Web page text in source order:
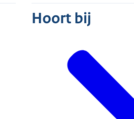
Hoort bij